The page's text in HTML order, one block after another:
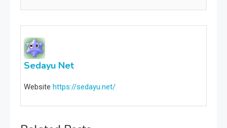
Sedayu Net
Website https://sedayu.net/